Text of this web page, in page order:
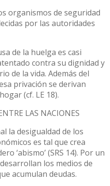
organismos de seguridad
por las autoridades
de la huelga es casi
contra su dignidad y
de la vida. Además del
privación se derivan
(cf. LE 18).
LAS NACIONES
la desigualdad de los
es tal que crea
‘abismo’ (SRS 14). Por un
los medios de
acumulan deudas.